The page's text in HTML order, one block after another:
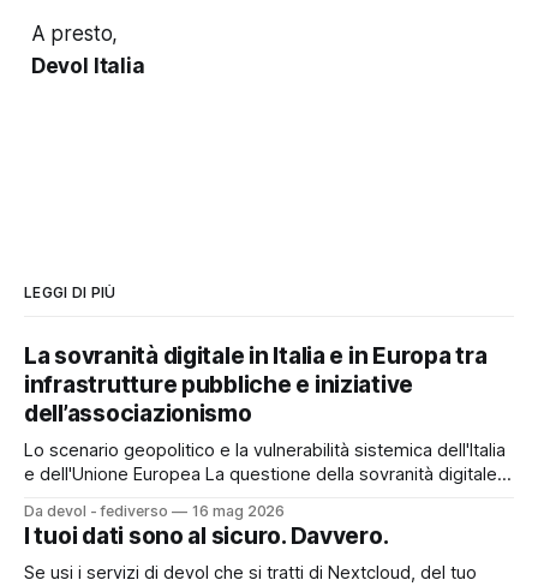
A presto,
Devol Italia
LEGGI DI PIÙ
La sovranità digitale in Italia e in Europa tra
infrastrutture pubbliche e iniziative
dell’associazionismo
Lo scenario geopolitico e la vulnerabilità sistemica dell'Italia
e dell'Unione Europea La questione della sovranità digitale
equilibri geopolitici globali, contrassegnati da un accentuato
bipolarismo tecnologico tra Stati Uniti e Cina. Il divario
tecnologico europeo rappresenta uno
Da devol - fediverso 16 mag 2026
I tuoi dati sono al sicuro. Davvero.
Se usi i servizi di devol che si tratti di Nextcloud, del tuo